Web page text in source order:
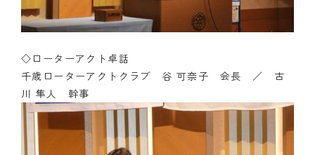
◇ローターアクト卓話
千歳ローターアクトクラブ 谷 可奈子 会長 ／ 古
川 隼人 幹事